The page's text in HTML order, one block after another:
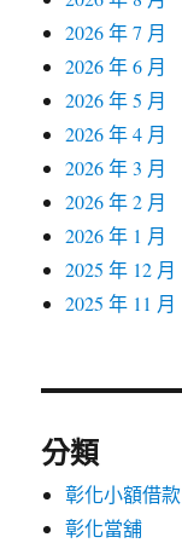
2026 年 7 月
2026 年 6 月
2026 年 5 月
2026 年 4 月
2026 年 3 月
2026 年 2 月
2026 年 1 月
2025 年 12 月
2025 年 11 月
分類
彰化小額借款
彰化當舖